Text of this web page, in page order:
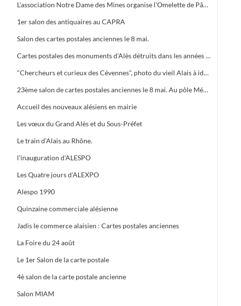
L'association Notre Dame des Mines organise l'Omelette de Pâques à l'Ermitage
1er salon des antiquaires au CAPRA
Salon des cartes postales anciennes le 8 mai.
Cartes postales des monuments d’Alès détruits dans les années 1960.
"Chercheurs et curieux des Cévennes", photo du vieil Alais à identifier.
23ème salon de cartes postales anciennes le 8 mai. Au pôle Mécanique grand prix camion
Accueil des nouveaux alésiens en mairie
Les vœux du Grand Alès et du Sous-Préfet
Le train d’Alais au Rhône.
l'inauguration d'ALESPO
Les Quatre jours d’ALEXPO
Alespo 1990
Quinzaine commerciale alésienne
Jadis le commerce alaisien : Cartes postales anciennes
La Foire du 24 août
Le 1er Salon de la carte postale
4è salon de la carte postale ancienne
Salon MIAM